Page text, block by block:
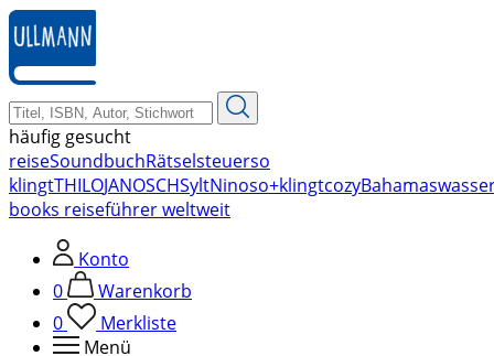
zum
Hauptinhalt
springen
häufig gesucht
reiseSoundbuchRätselsteuerso
klingtTHILOJANOSCHSyltNinoso+klingtcozyBahamas
books reiseführer weltweit
Konto
0
Warenkorb
0
Merkliste
Menü